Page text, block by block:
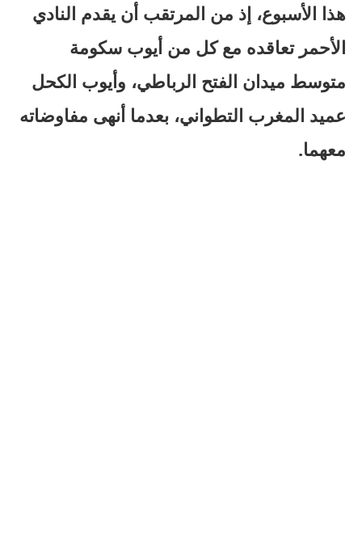
هذا الأسبوع، إذ من المرتقب أن يقدم النادي
الأحمر تعاقده مع كل من أيوب سكومة
متوسط ميدان الفتح الرباطي، وأيوب الكحل
عميد المغرب التطواني، بعدما أنهى مفاوضاته
معهما.